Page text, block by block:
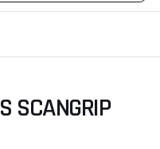
SCANGRIP